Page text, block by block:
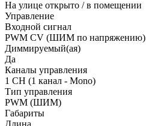
На улице открыто / в помещении
Управление
Входной сигнал
PWM СV (ШИМ по напряжению)
Диммируемый(ая)
Да
Каналы управления
1 CH (1 канал - Mono)
Тип управления
PWM (ШИМ)
Габариты
Длина